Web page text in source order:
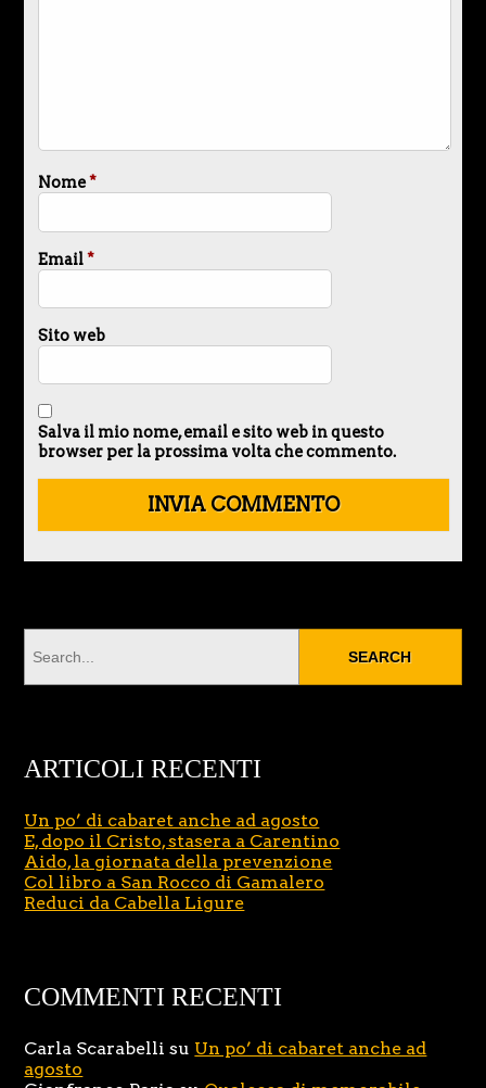
Nome*
Email*
Sito web
Salva il mio nome, email e sito web in questo
browser per la prossima volta che commento.
ARTICOLI RECENTI
Un po’ di cabaret anche ad agosto
E, dopo il Cristo, stasera a Carentino
Aido, la giornata della prevenzione
Col libro a San Rocco di Gamalero
Reduci da Cabella Ligure
COMMENTI RECENTI
Carla Scarabelli su Un po’ di cabaret anche ad
agosto